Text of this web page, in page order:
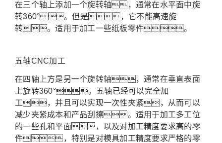
在三个轴上添加一个旋转轴，通常在水平面中旋
转360°。但是，它不能高速旋
转。适用于加工一些纸板零件。
五轴CNC加工
在四轴上方是另一个旋转轴，通常在垂直表面
上旋转360°。五轴已经可以完全加
工，并且可以实现一次性夹紧，从而可以
减少夹紧成本和产品刮擦。适用于加工多工位
的一些孔和平面，以及对加工精度要求高的零
件，特别是对模具加工精度要求严格的零